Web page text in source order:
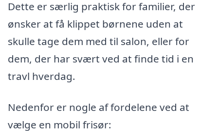
Dette er særlig praktisk for familier, der
ønsker at få klippet børnene uden at
skulle tage dem med til salon, eller for
dem, der har svært ved at finde tid i en
travl hverdag.
Nedenfor er nogle af fordelene ved at
vælge en mobil frisør: